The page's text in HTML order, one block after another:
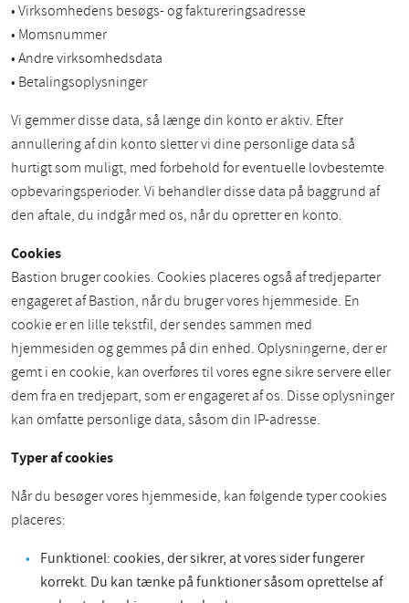
• Virksomhedens besøgs- og faktureringsadresse
• Momsnummer
• Andre virksomhedsdata
• Betalingsoplysninger
Vi gemmer disse data, så længe din konto er aktiv. Efter
annullering af din konto sletter vi dine personlige data så
hurtigt som muligt, med forbehold for eventuelle lovbestemte
opbevaringsperioder. Vi behandler disse data på baggrund af
den aftale, du indgår med os, når du opretter en konto.
Cookies
Bastion bruger cookies. Cookies placeres også af tredjeparter
engageret af Bastion, når du bruger vores hjemmeside. En
cookie er en lille tekstfil, der sendes sammen med
hjemmesiden og gemmes på din enhed. Oplysningerne, der er
gemt i en cookie, kan overføres til vores egne sikre servere eller
dem fra en tredjepart, som er engageret af os. Disse oplysninger
kan omfatte personlige data, såsom din IP-adresse.
Typer af cookies
Når du besøger vores hjemmeside, kan følgende typer cookies
placeres:
Funktionel: cookies, der sikrer, at vores sider fungerer
korrekt. Du kan tænke på funktioner såsom oprettelse af